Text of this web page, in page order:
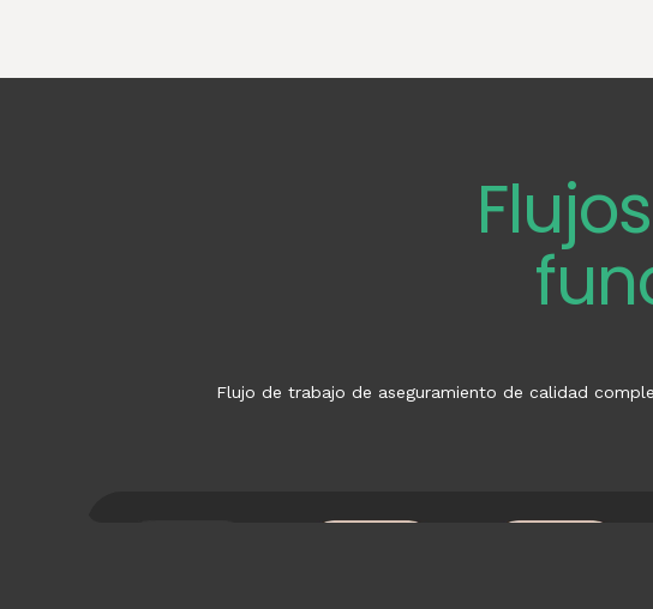
Flujo de trabajo de aseguramiento de calidad